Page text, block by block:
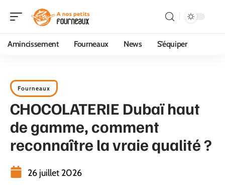
Amincissement Fourneaux News S’équiper
Fourneaux
CHOCOLATERIE Dubaï haut
de gamme, comment
reconnaître la vraie qualité ?
26 juillet 2026